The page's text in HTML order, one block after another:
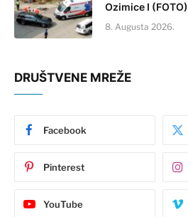
Ozimice I (FOTO)
8. Augusta 2026.
DRUŠTVENE MREŽE
Facebook
Pinterest
YouTube